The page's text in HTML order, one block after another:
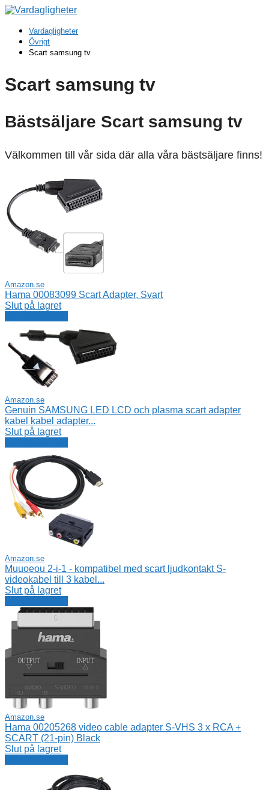
Vardagligheter
Övrigt
Scart samsung tv
Scart samsung tv
Bästsäljare Scart samsung tv
Välkommen till vår sida där alla våra bästsäljare finns!
Amazon.se
Hama 00083099 Scart Adapter, Svart
Slut på lagret
Amazon.se
Genuin SAMSUNG LED LCD och plasma scart adapter
kabel kabel adapter...
Slut på lagret
Amazon.se
Muuoeou 2-i-1 - kompatibel med scart ljudkontakt S-
videokabel till 3 kabel...
Slut på lagret
Amazon.se
Hama 00205268 video cable adapter S-VHS 3 x RCA +
SCART (21-pin) Black
Slut på lagret